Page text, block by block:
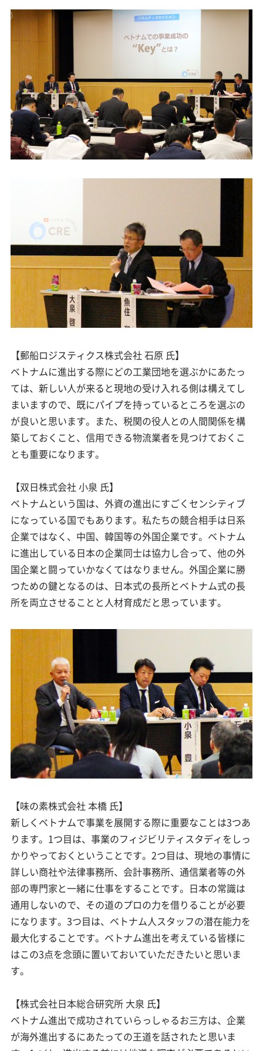
【郵船ロジスティクス株式会社 石原 氏】
ベトナムに進出する際にどの工業団地を選ぶかにあたっ
ては、新しい人が来ると現地の受け入れる側は構えてし
まいますので、既にパイプを持っているところを選ぶの
が良いと思います。また、税関の役人との人間関係を構
築しておくこと、信用できる物流業者を見つけておくこ
とも重要になります。
【双日株式会社 小泉 氏】
ベトナムという国は、外資の進出にすごくセンシティブ
になっている国でもあります。私たちの競合相手は日系
企業ではなく、中国、韓国等の外国企業です。ベトナム
に進出している日本の企業同士は協力し合って、他の外
国企業と闘っていかなくてはなりません。外国企業に勝
つための鍵となるのは、日本式の長所とベトナム式の長
所を両立させることと人材育成だと思っています。
【味の素株式会社 本橋 氏】
新しくベトナムで事業を展開する際に重要なことは3つあ
ります。1つ目は、事業のフィジビリティスタディをしっ
かりやっておくということです。2つ目は、現地の事情に
詳しい商社や法律事務所、会計事務所、通信業者等の外
部の専門家と一緒に仕事をすることです。日本の常識は
通用しないので、その道のプロの力を借りることが必要
になります。3つ目は、ベトナム人スタッフの潜在能力を
最大化することです。ベトナム進出を考えている皆様に
はこの3点を念頭に置いておいていただきたいと思いま
す。
【株式会社日本総合研究所 大泉 氏】
ベトナム進出で成功されていらっしゃるお三方は、企業
が海外進出するにあたっての王道を話されたと思いま